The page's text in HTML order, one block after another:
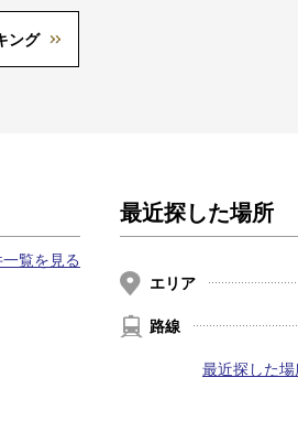
ング
覧を見る
最近探した場所
エリア
路線
最近探した